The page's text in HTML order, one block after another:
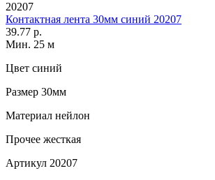
20207
Контактная лента 30мм синий 20207
39.77 р.
Мин. 25 м
Цвет синий
Размер 30мм
Материал нейлон
Прочее жесткая
Артикул 20207